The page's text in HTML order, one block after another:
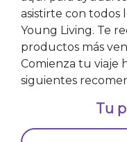
asistirte con todos
Young Living. Te
productos más
Comienza tu viaje
siguientes
Tu